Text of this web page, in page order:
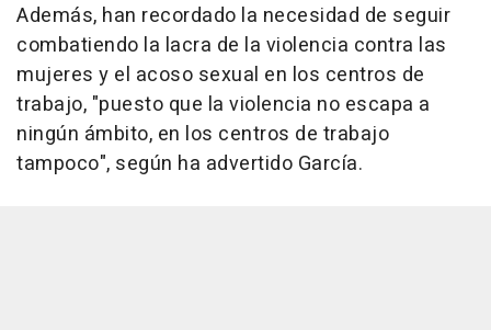
Además, han recordado la necesidad de seguir
combatiendo la lacra de la violencia contra las
mujeres y el acoso sexual en los centros de
trabajo, "puesto que la violencia no escapa a
ningún ámbito, en los centros de trabajo
tampoco", según ha advertido García.